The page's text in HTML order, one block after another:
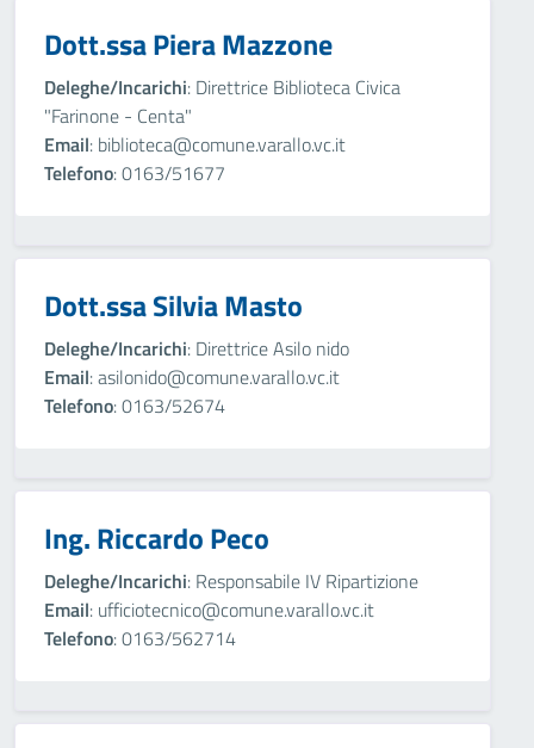
Dott.ssa Piera Mazzone
Deleghe/Incarichi: Direttrice Biblioteca Civica
"Farinone - Centa"
Email: biblioteca@comune.varallo.vc.it
Telefono: 0163/51677
Dott.ssa Silvia Masto
Deleghe/Incarichi: Direttrice Asilo nido
Email: asilonido@comune.varallo.vc.it
Telefono: 0163/52674
Ing. Riccardo Peco
Deleghe/Incarichi: Responsabile IV Ripartizione
Email: ufficiotecnico@comune.varallo.vc.it
Telefono: 0163/562714